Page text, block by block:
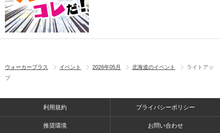
ウォーカープラス イベント 2026年05月 北海道のイベント
ライトアッ
プ
利用規約 プライバシーポリシー
推奨環境 お問い合わせ